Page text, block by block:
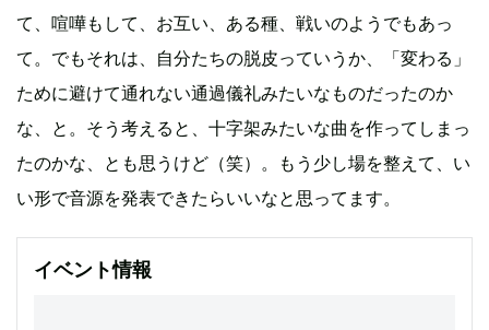
て、喧嘩もして、お互い、ある種、戦いのようでもあっ
て。でもそれは、自分たちの脱皮っていうか、「変わる」
ために避けて通れない通過儀礼みたいなものだったのか
な、と。そう考えると、十字架みたいな曲を作ってしまっ
たのかな、とも思うけど（笑）。もう少し場を整えて、い
い形で音源を発表できたらいいなと思ってます。
イベント情報